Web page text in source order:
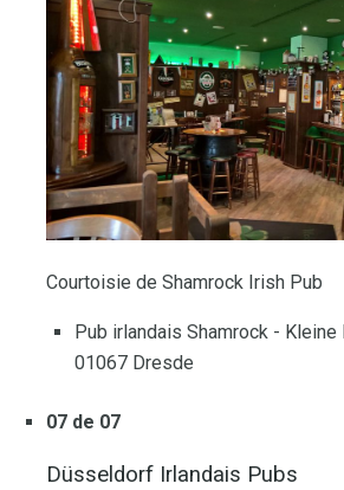
Courtoisie de Shamrock Irish Pub
Pub irlandais Shamrock - Kleine
01067 Dresde
07 de 07
Düsseldorf Irlandais Pubs